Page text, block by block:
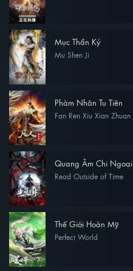
Mục Thần Ký
Mu Shen Ji
Phàm Nhân Tu Tiên
Fan Ren Xiu Xian Zhuan
Quang Âm Chi Ngoại
Read Outside of Time
Thế Giới Hoàn Mỹ
Perfect World